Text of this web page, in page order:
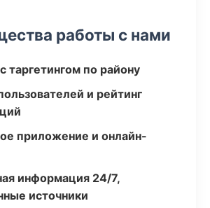
работы с нами
таргетингом по району
и рейтинг
приложение и онлайн-
информация 24/7,
источники